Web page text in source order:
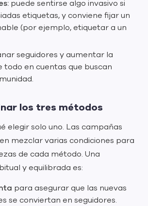
puede sentirse algo invasivo si
etiquetas, y conviene fijar un
(por ejemplo, etiquetar a un
seguidores y aumentar la
todo en cuentas que buscan
los tres métodos
elegir solo uno. Las campañas
mezclar varias condiciones para
de cada método. Una
y equilibrada es:
para asegurar que las nuevas
se conviertan en seguidores.